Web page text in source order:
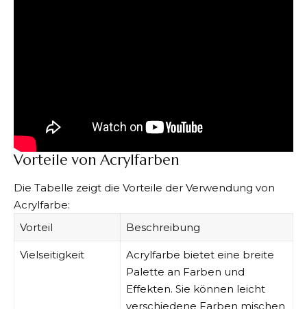
Vorteile von Acrylfarben
Die Tabelle zeigt die Vorteile der Verwendung von
Acrylfarbe:
Vorteil
Beschreibung
Vielseitigkeit
Acrylfarbe bietet eine breite
Palette an Farben und
Effekten. Sie können leicht
verschiedene Farben mischen